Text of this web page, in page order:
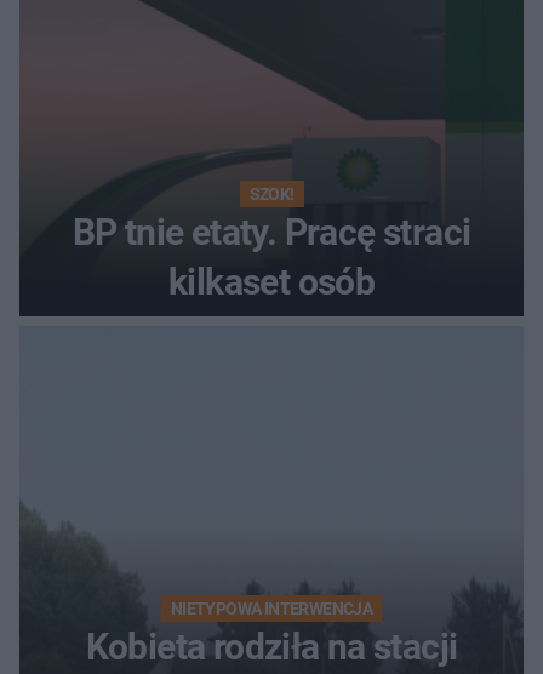
SZOK!
BP tnie etaty. Pracę straci
kilkaset osób
NIETYPOWA INTERWENCJA
Kobieta rodziła na stacji